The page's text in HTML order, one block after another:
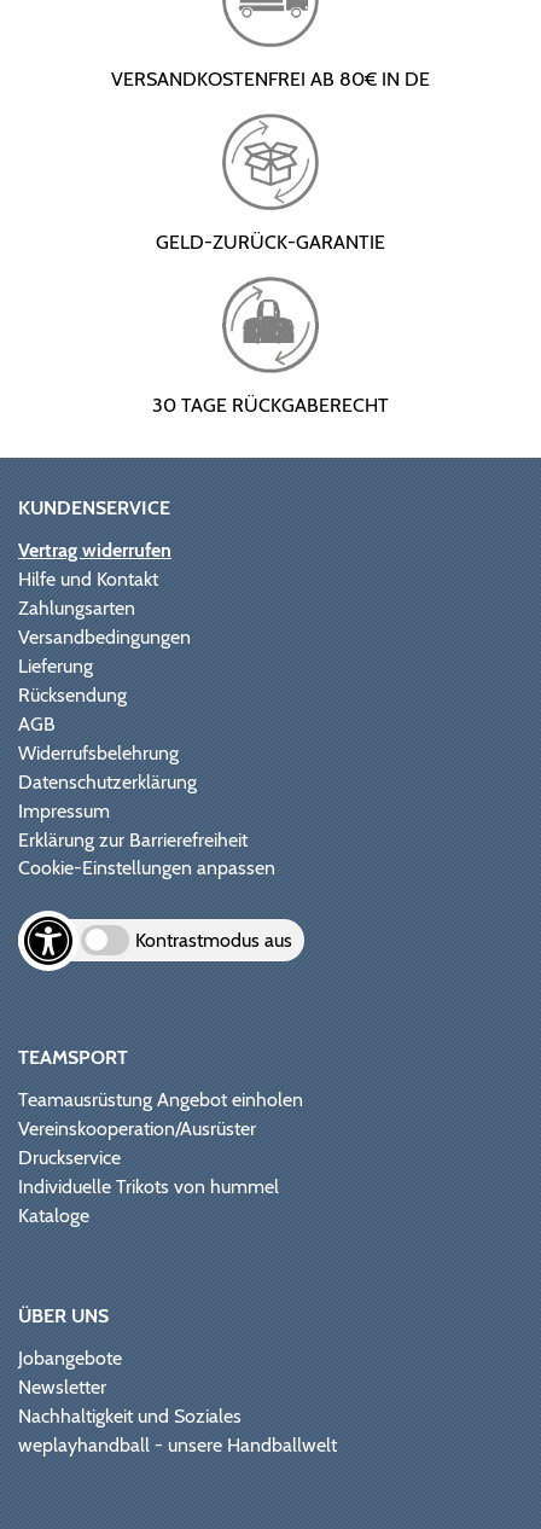
VERSANDKOSTENFREI AB 80€ IN DE
GELD-ZURÜCK-GARANTIE
30 TAGE RÜCKGABERECHT
KUNDENSERVICE
Vertrag widerrufen
Hilfe und Kontakt
Zahlungsarten
Versandbedingungen
Lieferung
Rücksendung
AGB
Widerrufsbelehrung
Datenschutzerklärung
Impressum
Erklärung zur Barrierefreiheit
Cookie-Einstellungen anpassen
Kontrastmodus aus
TEAMSPORT
Teamausrüstung Angebot einholen
Vereinskooperation/Ausrüster
Druckservice
Individuelle Trikots von hummel
Kataloge
ÜBER UNS
Jobangebote
Newsletter
Nachhaltigkeit und Soziales
weplayhandball - unsere Handballwelt